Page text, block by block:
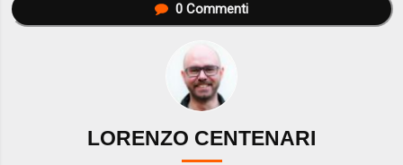
0Commenti
LORENZO CENTENARI